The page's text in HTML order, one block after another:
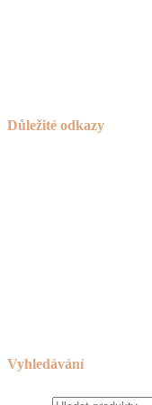
Důležité odkazy
Vyhledávání